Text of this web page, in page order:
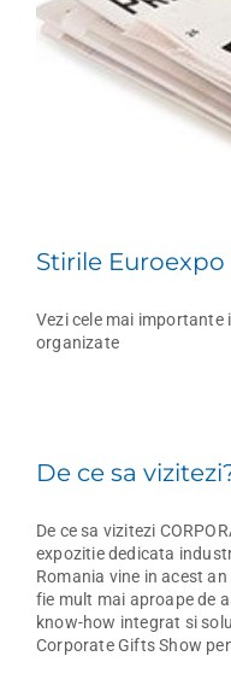
Stirile Euroexpo
Vezi cele mai
organizate
De ce sa
De ce sa vizitezi
expozitie dedicata
Romania vine in acest
fie mult mai aproape de
know-how integrat si
Corporate Gifts Show